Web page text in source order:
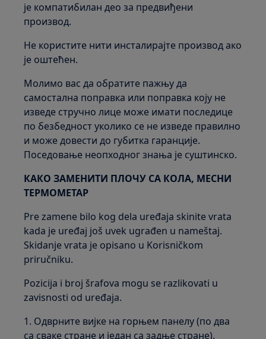
је компатибилан део за предвиђени
производ.
Не користите нити инсталирајте производ ако
је оштећен.
Молимо вас да обратите пажњу да
самостална поправка или поправка коју не
изведе стручно лице може имати последице
по безбедност уколико се не изведе правилно
и може довести до губитка гаранције.
Поседовање неопходног знања је суштинско.
КАКО ЗАМЕНИТИ ПЛОЧУ СА КОЛА, МЕСНИ
ТЕРМОМЕТАР
Pre zamene bilo kog dela uređaja skinite vrata
kada je uređaj još uvek ugrađen u nameštaj.
Skidanje vrata je opisano u Korisničkom
priručniku.
Pozicija i broj šrafova mogu se razlikovati u
zavisnosti od uređaja.
1. Одврните вијке на горњем панелу (по два
са сваке стране и један са задње стране).